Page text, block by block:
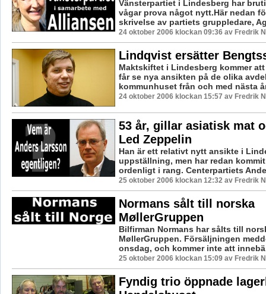
Vänsterpartiet i Lindesberg har
vågar prova något nytt.Här nedan
skrivelse av partiets gruppledare,
24 oktober 2006 klockan 09:36 av Fredrik
Lindqvist ersätter
Maktskiftet i Lindesberg kommer
får se nya ansikten på de olika
kommunhuset från och med nästa
24 oktober 2006 klockan 15:57 av Fredrik
53 år, gillar asiatisk mat
Led Zeppelin
Han är ett relativt nytt ansikte i
uppställning, men har redan
ordenligt i rang. Centerpartiets
25 oktober 2006 klockan 12:32 av Fredrik
Normans sålt till norska
MøllerGruppen
Bilfirman Normans har sålts till
MøllerGruppen. Försäljningen
onsdag, och kommer inte att
25 oktober 2006 klockan 15:09 av Fredrik
Fyndig trio öppnade